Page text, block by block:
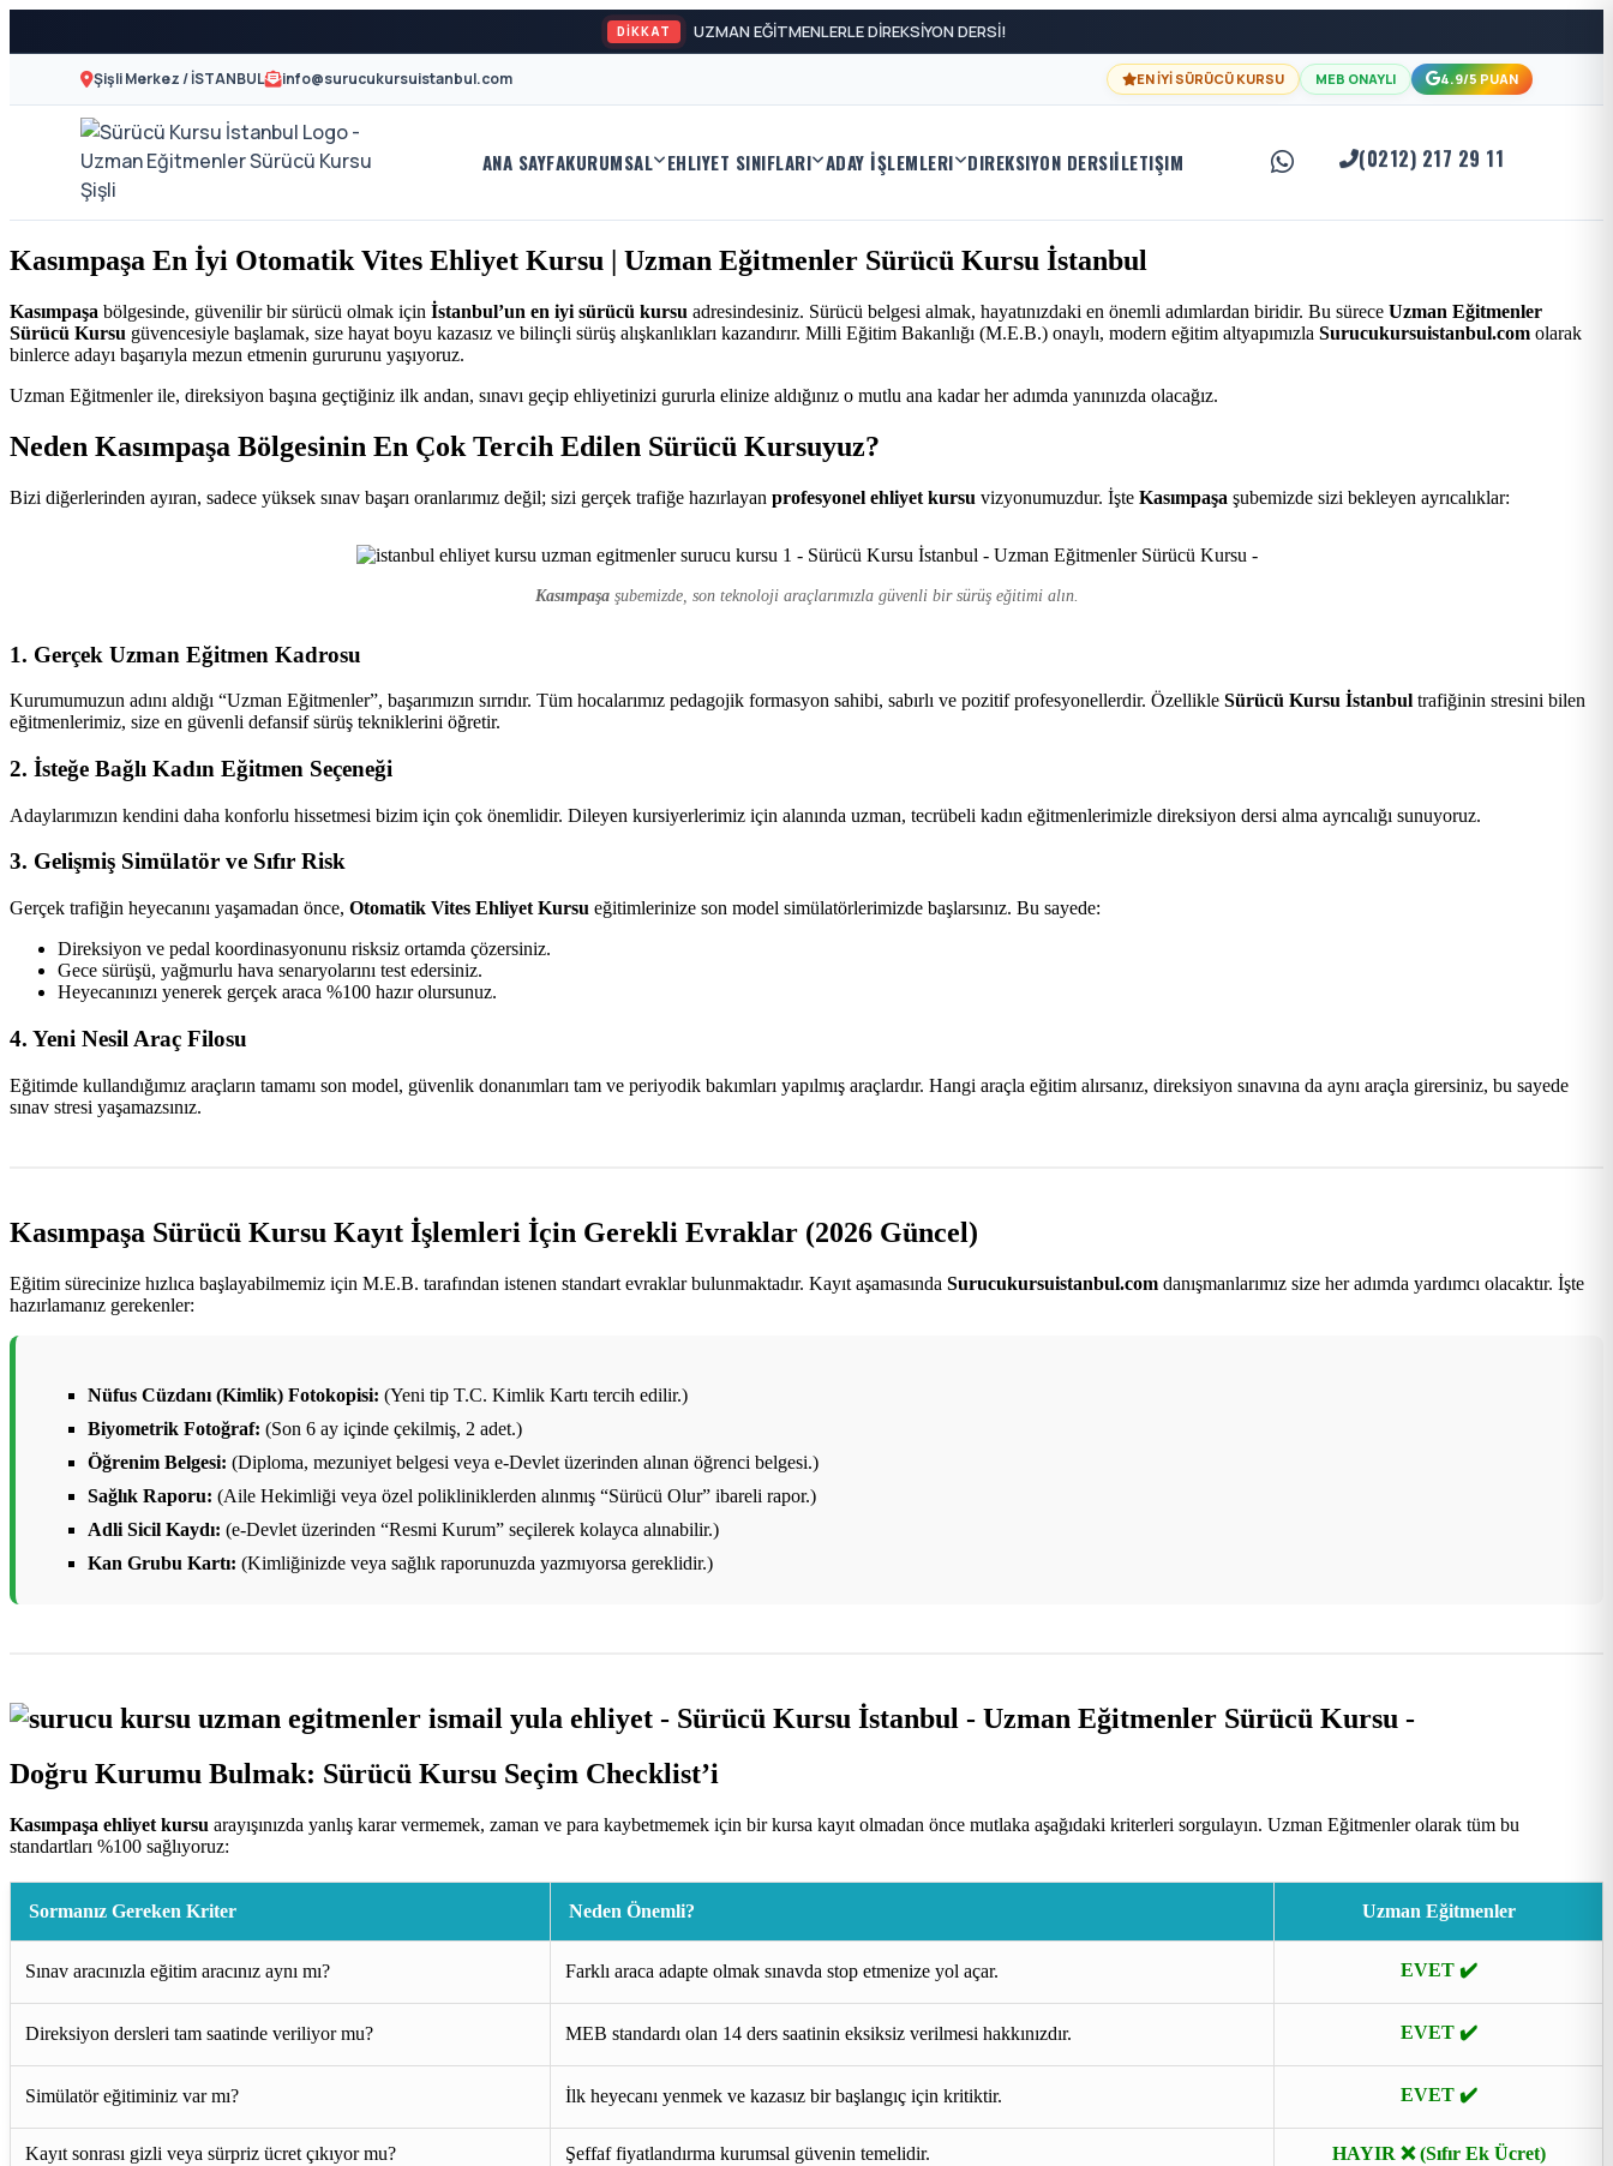
DİKKAT UZMAN EĞİTMENLERLE DİREKSİYON DERSİ!
Şişli Merkez / İSTANBUL info@surucukursuistanbul.com EN İYİ SÜRÜCÜ KURSU MEB ONAYLI 4.9/5 PUAN
Sürücü
Kursu
İstanbul
-
Şişli
En
Kursu
A2
Motor
Ehliyeti
ve
Özel
Direksiyon
Dersi
ANA SAYFAKURUMSAL EHLIYET SINIFLARI ADAY İŞLEMLERI DIREKSIYON DERSIİLETIŞIM (0212) 217 29 11
Kasımpaşa En İyi Otomatik Vites Ehliyet Kursu | Uzman Eğitmenler Sürücü Kursu İstanbul
Kasımpaşa bölgesinde, güvenilir bir sürücü olmak için İstanbul’un en iyi sürücü kursu adresindesiniz. Sürücü belgesi almak, hayatınızdaki en önemli adımlardan biridir. Bu sürece Uzman Eğitmenler
Sürücü Kursu güvencesiyle başlamak, size hayat boyu kazasız ve bilinçli sürüş alışkanlıkları kazandırır. Milli Eğitim Bakanlığı (M.E.B.) onaylı, modern eğitim altyapımızla Surucukursuistanbul.com olarak
binlerce adayı başarıyla mezun etmenin gururunu yaşıyoruz.
Uzman Eğitmenler ile, direksiyon başına geçtiğiniz ilk andan, sınavı geçip ehliyetinizi gururla elinize aldığınız o mutlu ana kadar her adımda yanınızda olacağız.
Neden Kasımpaşa Bölgesinin En Çok Tercih Edilen Sürücü Kursuyuz?
Bizi diğerlerinden ayıran, sadece yüksek sınav başarı oranlarımız değil; sizi gerçek trafiğe hazırlayan profesyonel ehliyet kursu vizyonumuzdur. İşte Kasımpaşa şubemizde sizi bekleyen ayrıcalıklar:
Kasımpaşaşubemizde, son teknoloji araçlarımızla güvenli bir sürüş eğitimi alın.
1. Gerçek Uzman Eğitmen Kadrosu
Kurumumuzun adını aldığı “Uzman Eğitmenler”, başarımızın sırrıdır. Tüm hocalarımız pedagojik formasyon sahibi, sabırlı ve pozitif profesyonellerdir. Özellikle Sürücü Kursu İstanbul trafiğinin stresini bilen
eğitmenlerimiz, size en güvenli defansif sürüş tekniklerini öğretir.
2. İsteğe Bağlı Kadın Eğitmen Seçeneği
Adaylarımızın kendini daha konforlu hissetmesi bizim için çok önemlidir. Dileyen kursiyerlerimiz için alanında uzman, tecrübeli kadın eğitmenlerimizle direksiyon dersi alma ayrıcalığı sunuyoruz.
3. Gelişmiş Simülatör ve Sıfır Risk
Gerçek trafiğin heyecanını yaşamadan önce, Otomatik Vites Ehliyet Kursu eğitimlerinize son model simülatörlerimizde başlarsınız. Bu sayede:
Direksiyon ve pedal koordinasyonunu risksiz ortamda çözersiniz.
Gece sürüşü, yağmurlu hava senaryolarını test edersiniz.
Heyecanınızı yenerek gerçek araca %100 hazır olursunuz.
4. Yeni Nesil Araç Filosu
Eğitimde kullandığımız araçların tamamı son model, güvenlik donanımları tam ve periyodik bakımları yapılmış araçlardır. Hangi araçla eğitim alırsanız, direksiyon sınavına da aynı araçla girersiniz, bu sayede
sınav stresi yaşamazsınız.
Kasımpaşa Sürücü Kursu Kayıt İşlemleri İçin Gerekli Evraklar (2026 Güncel)
Eğitim sürecinize hızlıca başlayabilmemiz için M.E.B. tarafından istenen standart evraklar bulunmaktadır. Kayıt aşamasında Surucukursuistanbul.com danışmanlarımız size her adımda yardımcı olacaktır. İşte
hazırlamanız gerekenler:
Nüfus Cüzdanı (Kimlik) Fotokopisi: (Yeni tip T.C. Kimlik Kartı tercih edilir.)
Biyometrik Fotoğraf: (Son 6 ay içinde çekilmiş, 2 adet.)
Öğrenim Belgesi: (Diploma, mezuniyet belgesi veya e-Devlet üzerinden alınan öğrenci belgesi.)
Sağlık Raporu: (Aile Hekimliği veya özel polikliniklerden alınmış “Sürücü Olur” ibareli rapor.)
Adli Sicil Kaydı: (e-Devlet üzerinden “Resmi Kurum” seçilerek kolayca alınabilir.)
Kan Grubu Kartı: (Kimliğinizde veya sağlık raporunuzda yazmıyorsa gereklidir.)
Doğru Kurumu Bulmak: Sürücü Kursu Seçim Checklist’i
Kasımpaşa ehliyet kursu arayışınızda yanlış karar vermemek, zaman ve para kaybetmemek için bir kursa kayıt olmadan önce mutlaka aşağıdaki kriterleri sorgulayın. Uzman Eğitmenler olarak tüm bu
standartları %100 sağlıyoruz:
Sormanız Gereken Kriter Neden Önemli? Uzman Eğitmenler
Sınav aracınızla eğitim aracınız aynı mı? Farklı araca adapte olmak sınavda stop etmenize yol açar. EVET ✔️
Direksiyon dersleri tam saatinde veriliyor mu? MEB standardı olan 14 ders saatinin eksiksiz verilmesi hakkınızdır. EVET ✔️
Simülatör eğitiminiz var mı? İlk heyecanı yenmek ve kazasız bir başlangıç için kritiktir. EVET ✔️
Kayıt sonrası gizli veya sürpriz ücret çıkıyor mu? Şeffaf fiyatlandırma kurumsal güvenin temelidir. HAYIR ❌ (Sıfır Ek Ücret)